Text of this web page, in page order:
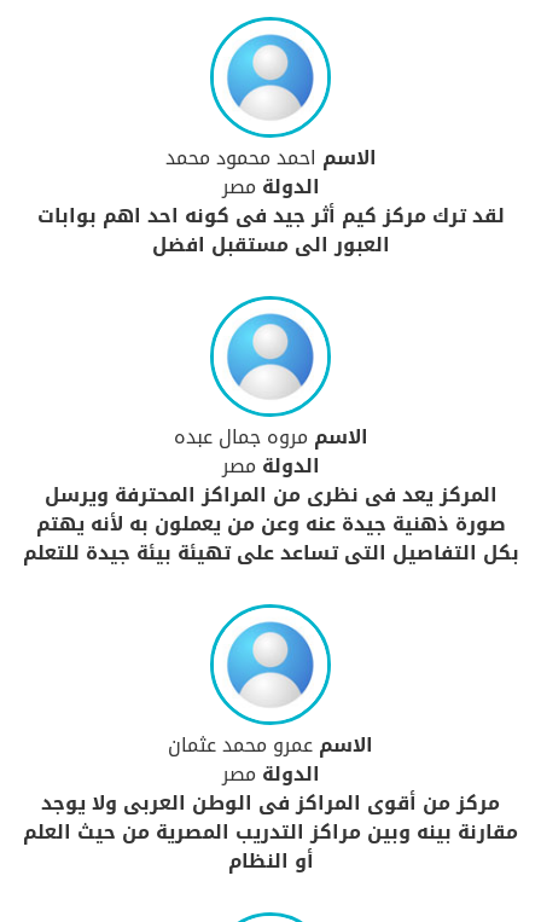
الاسم احمد محمود محمد
الدولة مصر
لقد ترك مركز كيم أثر جيد فى كونه احد اهم بوابات
العبور الى مستقبل افضل
الاسم مروه جمال عبده
الدولة مصر
المركز يعد فى نظرى من المراكز المحترفة ويرسل
صورة ذهنية جيدة عنه وعن من يعملون به لأنه يهتم
بكل التفاصيل التى تساعد على تهيئة بيئة جيدة للتعلم
الاسمعمرو محمد عثمان
الدولة مصر
مركز من أقوى المراكز فى الوطن العربى ولا يوجد
مقارنة بينه وبين مراكز التدريب المصرية من حيث العلم
أو النظام